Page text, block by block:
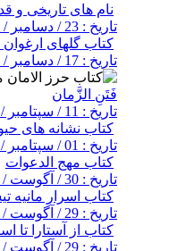
نام های تاریخی و
تاریخ : 23 / دسامبر / 2019
کتاب گلهای ارغوان
تاریخ : 17 / دسامبر / 2019
فَتَنِ الزَّمان
تاریخ : 11 / سپتامبر / 2018
کتاب نشانه های
تاریخ : 01 / سپتامبر / 2018
کتاب مهج الدعوات
تاریخ : 30 / آگوست / 2018
کتاب اسرار مانیه
تاریخ : 29 / آگوست / 2018
کتاب از آستارا تا
تاریخ : 29 / آگوست / 2018